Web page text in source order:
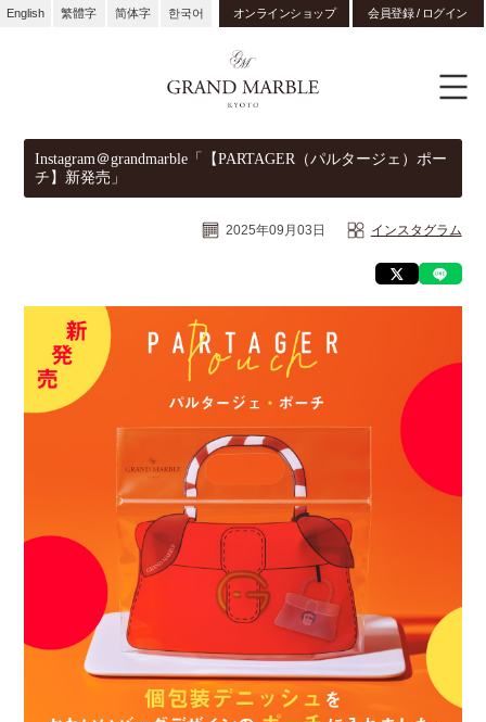
English 繁體字 简体字 한국어 オンラインショップ 会員登録 / ログイン
Instagram＠grandmarble「【PARTAGER（パルタージェ）ポー
チ】新発売」
2025年09月03日 インスタグラム